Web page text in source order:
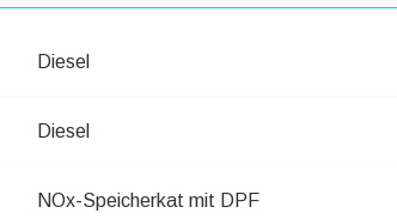
Diesel
Diesel
NOx-Speicherkat mit DPF